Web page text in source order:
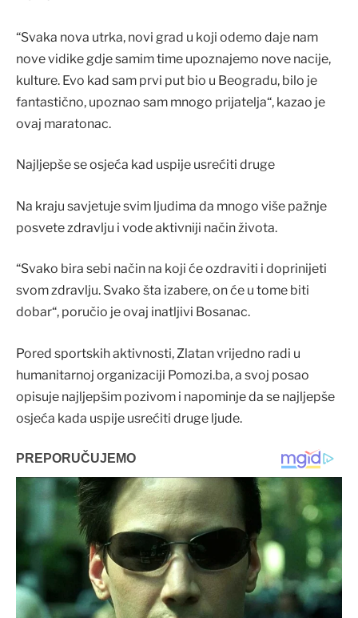
“Svaka nova utrka, novi grad u koji odemo daje nam
nove vidike gdje samim time upoznajemo nove nacije,
kulture. Evo kad sam prvi put bio u Beogradu, bilo je
fantastično, upoznao sam mnogo prijatelja“, kazao je
ovaj maratonac.
Najljepše se osjeća kad uspije usrećiti druge
Na kraju savjetuje svim ljudima da mnogo više pažnje
posvete zdravlju i vode aktivniji način života.
“Svako bira sebi način na koji će ozdraviti i doprinijeti
svom zdravlju. Svako šta izabere, on će u tome biti
dobar“, poručio je ovaj inatljivi Bosanac.
Pored sportskih aktivnosti, Zlatan vrijedno radi u
humanitarnoj organizaciji Pomozi.ba, a svoj posao
opisuje najljepšim pozivom i napominje da se najljepše
osjeća kada uspije usrećiti druge ljude.